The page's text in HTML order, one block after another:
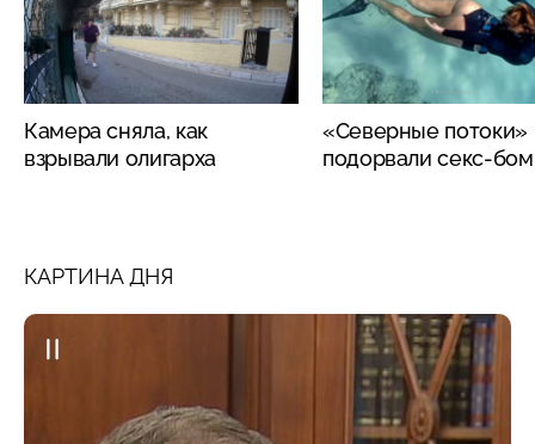
Камера сняла, как
взрывали олигарха
«Северные потоки»
подорвали секс-
КАРТИНА ДНЯ